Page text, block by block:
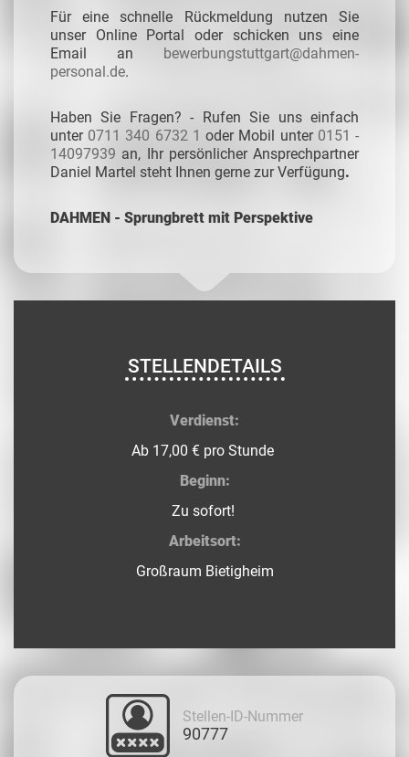
Für eine schnelle Rückmeldung nutzen Sie
unser Online Portal oder schicken uns eine
Email an bewerbungstuttgart@dahmen-
personal.de.
Haben Sie Fragen? - Rufen Sie uns einfach
unter 0711 340 6732 1 oder Mobil unter 0151 -
14097939 an, Ihr persönlicher Ansprechpartner
Daniel Martel steht Ihnen gerne zur Verfügung.
DAHMEN - Sprungbrett mit Perspektive
STELLENDETAILS
Verdienst:
Ab 17,00 € pro Stunde
Beginn:
Zu sofort!
Arbeitsort:
Großraum Bietigheim
Stellen-ID-Nummer
90777